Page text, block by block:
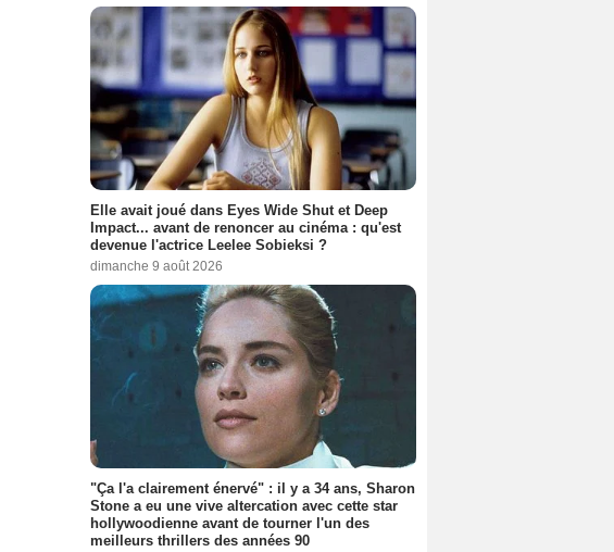
Elle avait joué dans Eyes Wide Shut et Deep
Impact... avant de renoncer au cinéma : qu'est
devenue l'actrice Leelee Sobieksi ?
dimanche 9 août 2026
"Ça l'a clairement énervé" : il y a 34 ans, Sharon
Stone a eu une vive altercation avec cette star
hollywoodienne avant de tourner l'un des
meilleurs thrillers des années 90